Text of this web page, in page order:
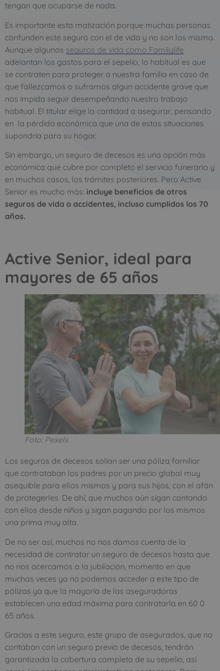
tengan que ocuparse de nada.
Es importante esta matización porque muchas personas
confunden este seguro con el de vida y no son los mismo.
Aunque algunos seguros de vida como Familylife
adelantan los gastos para el sepelio, lo habitual es que
se contraten para proteger a nuestra familia en caso de
que fallezcamos o suframos algún accidente grave que
nos impida seguir desempeñando nuestro trabajo
habitual. El titular elige la cantidad a asegurar, pensando
en la pérdida económica que una de estas situaciones
supondría para su hogar.
Sin embargo, un seguro de decesos es una opción más
económica que cubre por completo el servicio funerario y
en muchos casos, los trámites posteriores. Pero Active
Senior es mucho más: incluye beneficios de otros
seguros de vida o accidentes, incluso cumplidos los 70
años.
Active Senior, ideal para
mayores de 65 años
Foto: Pexels
Los seguros de decesos solían ser una póliza familiar
que contrataban los padres por un precio global muy
asequible para ellos mismos y para sus hijos, con el afán
de protegerles. De ahí, que muchos aún sigan contando
con ellos desde niños y sigan pagando por los mismos
una prima muy alta.
De no ser así, muchos no nos damos cuenta de la
necesidad de contratar un seguro de decesos hasta que
no nos acercamos a la jubilación, momento en que
muchas veces ya no podemos acceder a este tipo de
pólizas ya que la mayoría de las aseguradoras
establecen una edad máxima para contratarla en 60 0
65 años.
Gracias a este seguro, este grupo de asegurados, que no
contaban con un seguro previo de decesos, tendrán
garantizada la cobertura completa de su sepelio, así